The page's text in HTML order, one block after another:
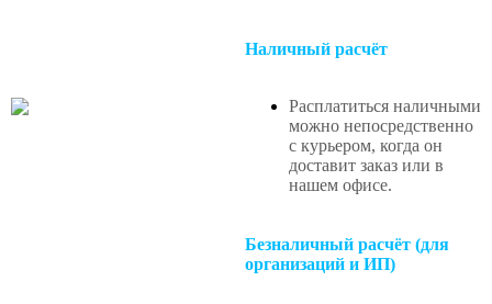
Наличный расчёт
Расплатиться наличными
можно непосредственно
с курьером, когда он
доставит заказ или в
нашем офисе.
Безналичный расчёт (для
организаций и ИП)